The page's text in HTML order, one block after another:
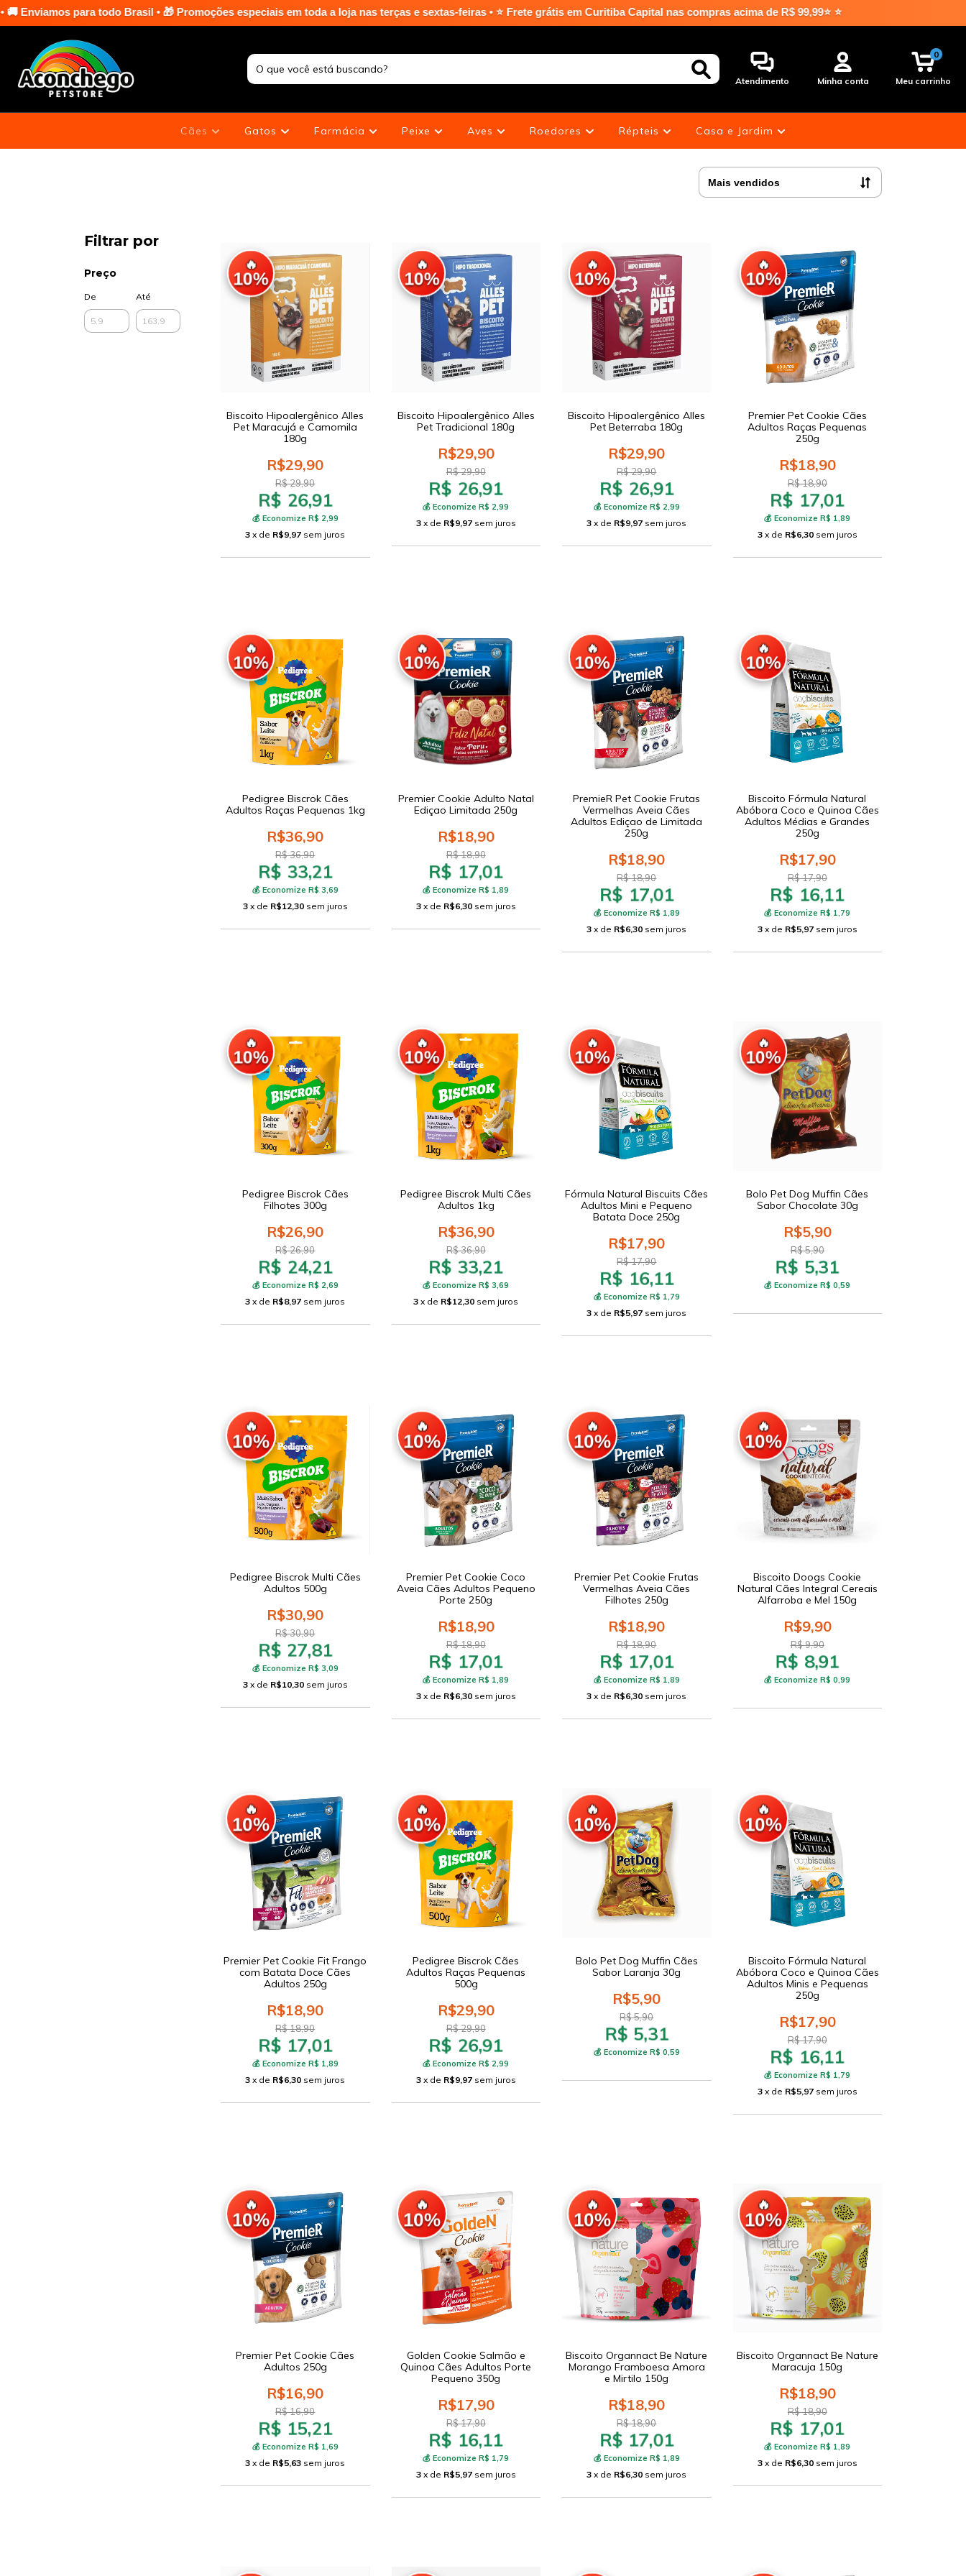
• 🎁 Promoções especiais em toda a loja nas terças e sextas-feiras • ⭐ Frete grátis em Curitiba Capital nas compras acima de R$ 99,99⭐ ⭐
Atendimento Minha conta Meu carrinho
0
Cães Gatos Farmácia Peixe Aves Roedores Répteis Casa e Jardim
Filtrar por
Preço
De Até
🔥
10%
Biscoito Hipoalergênico Alles
Pet Maracujá e Camomila
180g
R$29,90
R$ 29,90
R$ 26,91
💰 Economize R$ 2,99
3 x de R$9,97 sem juros
🔥
10%
Biscoito Hipoalergênico Alles
Pet Tradicional 180g
R$29,90
R$ 29,90
R$ 26,91
💰 Economize R$ 2,99
3 x de R$9,97 sem juros
🔥
10%
Biscoito Hipoalergênico Alles
Pet Beterraba 180g
R$29,90
R$ 29,90
R$ 26,91
💰 Economize R$ 2,99
3 x de R$9,97 sem juros
🔥
10%
Premier Pet Cookie Cães
Adultos Raças Pequenas
250g
R$18,90
R$ 18,90
R$ 17,01
💰 Economize R$ 1,89
3 x de R$6,30 sem juros
🔥
10%
Pedigree Biscrok Cães
Adultos Raças Pequenas 1kg
R$36,90
R$ 36,90
R$ 33,21
💰 Economize R$ 3,69
3 x de R$12,30 sem juros
🔥
10%
Premier Cookie Adulto Natal
Ediçao Limitada 250g
R$18,90
R$ 18,90
R$ 17,01
💰 Economize R$ 1,89
3 x de R$6,30 sem juros
🔥
10%
PremieR Pet Cookie Frutas
Vermelhas Aveia Cães
Adultos Ediçao de Limitada
250g
R$18,90
R$ 18,90
R$ 17,01
💰 Economize R$ 1,89
3 x de R$6,30 sem juros
🔥
10%
Biscoito Fórmula Natural
Abóbora Coco e Quinoa Cães
Adultos Médias e Grandes
250g
R$17,90
R$ 17,90
R$ 16,11
💰 Economize R$ 1,79
3 x de R$5,97 sem juros
🔥
10%
Pedigree Biscrok Cães
Filhotes 300g
R$26,90
R$ 26,90
R$ 24,21
💰 Economize R$ 2,69
3 x de R$8,97 sem juros
🔥
10%
Pedigree Biscrok Multi Cães
Adultos 1kg
R$36,90
R$ 36,90
R$ 33,21
💰 Economize R$ 3,69
3 x de R$12,30 sem juros
🔥
10%
Fórmula Natural Biscuits Cães
Adultos Mini e Pequeno
Batata Doce 250g
R$17,90
R$ 17,90
R$ 16,11
💰 Economize R$ 1,79
3 x de R$5,97 sem juros
🔥
10%
Bolo Pet Dog Muffin Cães
Sabor Chocolate 30g
R$5,90
R$ 5,90
R$ 5,31
💰 Economize R$ 0,59
🔥
10%
Pedigree Biscrok Multi Cães
Adultos 500g
R$30,90
R$ 30,90
R$ 27,81
💰 Economize R$ 3,09
3 x de R$10,30 sem juros
🔥
10%
Premier Pet Cookie Coco
Aveia Cães Adultos Pequeno
Porte 250g
R$18,90
R$ 18,90
R$ 17,01
💰 Economize R$ 1,89
3 x de R$6,30 sem juros
🔥
10%
Premier Pet Cookie Frutas
Vermelhas Aveia Cães
Filhotes 250g
R$18,90
R$ 18,90
R$ 17,01
💰 Economize R$ 1,89
3 x de R$6,30 sem juros
🔥
10%
Biscoito Doogs Cookie
Natural Cães Integral Cereais
Alfarroba e Mel 150g
R$9,90
R$ 9,90
R$ 8,91
💰 Economize R$ 0,99
🔥
10%
Premier Pet Cookie Fit Frango
com Batata Doce Cães
Adultos 250g
R$18,90
R$ 18,90
R$ 17,01
💰 Economize R$ 1,89
3 x de R$6,30 sem juros
🔥
10%
Pedigree Biscrok Cães
Adultos Raças Pequenas
500g
R$29,90
R$ 29,90
R$ 26,91
💰 Economize R$ 2,99
3 x de R$9,97 sem juros
🔥
10%
Bolo Pet Dog Muffin Cães
Sabor Laranja 30g
R$5,90
R$ 5,90
R$ 5,31
💰 Economize R$ 0,59
🔥
10%
Biscoito Fórmula Natural
Abóbora Coco e Quinoa Cães
Adultos Minis e Pequenas
250g
R$17,90
R$ 17,90
R$ 16,11
💰 Economize R$ 1,79
3 x de R$5,97 sem juros
🔥
10%
Premier Pet Cookie Cães
Adultos 250g
R$16,90
R$ 16,90
R$ 15,21
💰 Economize R$ 1,69
3 x de R$5,63 sem juros
🔥
10%
Golden Cookie Salmão e
Quinoa Cães Adultos Porte
Pequeno 350g
R$17,90
R$ 17,90
R$ 16,11
💰 Economize R$ 1,79
3 x de R$5,97 sem juros
🔥
10%
Biscoito Organnact Be Nature
Morango Framboesa Amora
e Mirtilo 150g
R$18,90
R$ 18,90
R$ 17,01
💰 Economize R$ 1,89
3 x de R$6,30 sem juros
🔥
10%
Biscoito Organnact Be Nature
Maracuja 150g
R$18,90
R$ 18,90
R$ 17,01
💰 Economize R$ 1,89
3 x de R$6,30 sem juros